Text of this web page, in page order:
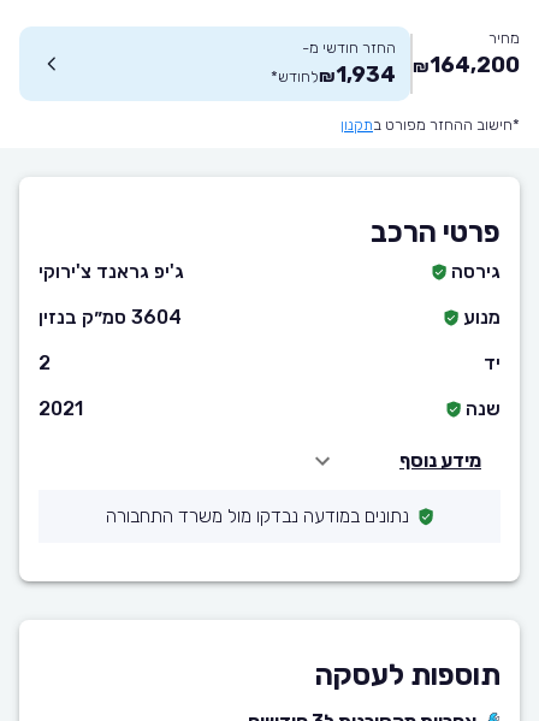
מחיר
164,200
₪
החזר חודשי מ-
1,934
₪לחודש*
*חישוב ההחזר מפורט בתקנון
פרטי הרכב
גירסה
ג'יפ גראנד צ'ירוקי
מנוע
3604 סמ״ק בנזין
יד
2
שנה
2021
מידע נוסף
נתונים במודעה נבדקו מול משרד התחבורה
תוספות לעסקה